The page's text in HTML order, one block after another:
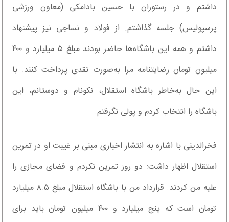
داشتم و در رستوران با حسین بادامکی (معاون ورزشی
پرسپولیس) جلسه گذاشتم. از فولاد و نساجی نیز پیشنهاد
داشتم و همه این باشگاه‌ها حاضر بودند مبلغ ۵ میلیارد و ۴۰۰
میلیون تومان رضایتنامه مرا به‌صورت نقدی پرداخت کنند. با
این حال به‌خاطر باشگاه استقلال، نکونام و دوستانم، این
باشگاه را انتخاب کردم و پولی نگرفتم.
فخرالدینی با اشاره به انتشار اخباری مبنی بر غیبت او در تمرین
استقلال اظهار داشت: دو روز تمرین نکردم و فضای مجازی را
علیه من کردند. قرارداد من با باشگاه استقلال مبلغ ۸.۵ میلیارد
تومان است که پنج میلیارد و ۴۰۰ میلیون تومان باید برای